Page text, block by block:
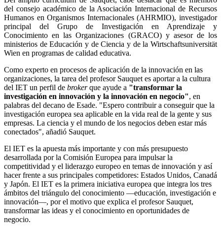
del consejo académico de la Asociación Internacional de Recursos
Humanos en Organismos Internacionales (AHRMIO), investigador
principal del Grupo de Investigación en Aprendizaje y
Conocimiento en las Organizaciones (GRACO) y asesor de los
ministerios de Educación y de Ciencia y de la Wirtschaftsuniversität
Wien en programas de calidad educativa.
Como experto en procesos de aplicación de la innovación en las
organizaciones, la tarea del profesor Sauquet es aportar a la cultura
del IET un perfil de brokerque ayude a "transformar la
investigación en innovación y la innovación en negocio", en
palabras del decano de Esade. "Espero contribuir a conseguir que la
investigación europea sea aplicable en la vida real de la gente y sus
empresas. La ciencia y el mundo de los negocios deben estar más
conectados", añadió Sauquet.
El IET es la apuesta más importante y con más presupuesto
desarrollada por la Comisión Europea para impulsar la
competitividad y el liderazgo europeo en temas de innovación y así
hacer frente a sus principales competidores: Estados Unidos, Canadá
y Japón. El IET es la primera iniciativa europea que integra los tres
ámbitos del triángulo del conocimiento —educación, investigación e
innovación—, por el motivo que explica el profesor Sauquet,
transformar las ideas y el conocimiento en oportunidades de
negocio.